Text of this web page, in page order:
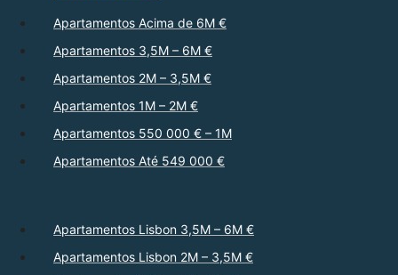
Apartamentos Acima de 6M €
Apartamentos 3,5M – 6M €
Apartamentos 2M – 3,5M €
Apartamentos 1M – 2M €
Apartamentos 550 000 € – 1M
Apartamentos Até 549 000 €
Apartamentos Lisbon 3,5M – 6M €
Apartamentos Lisbon 2M – 3,5M €